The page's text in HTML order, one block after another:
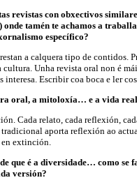
revistas con obxectivos
) onde tamén te achamos a
específico?
a calquera tipo de contidos.
cultura. Unha revista oral non é
Escribir coa boca e ler
oral, a mitoloxía… e a vida
Cada relato, cada reflexión,
aporta reflexión ao
extinción.
que é a diversidade… como se
versión?